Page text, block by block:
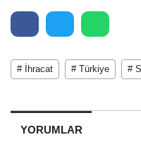
# İhracat # Türkiye #
YORUMLAR